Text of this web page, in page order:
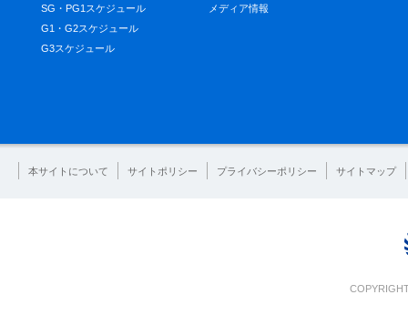
SG・PG1スケジュール
G1・G2スケジュール
G3スケジュール
メディア情報
本サイトについて サイトポリシー プライバシーポリシー サイトマップ